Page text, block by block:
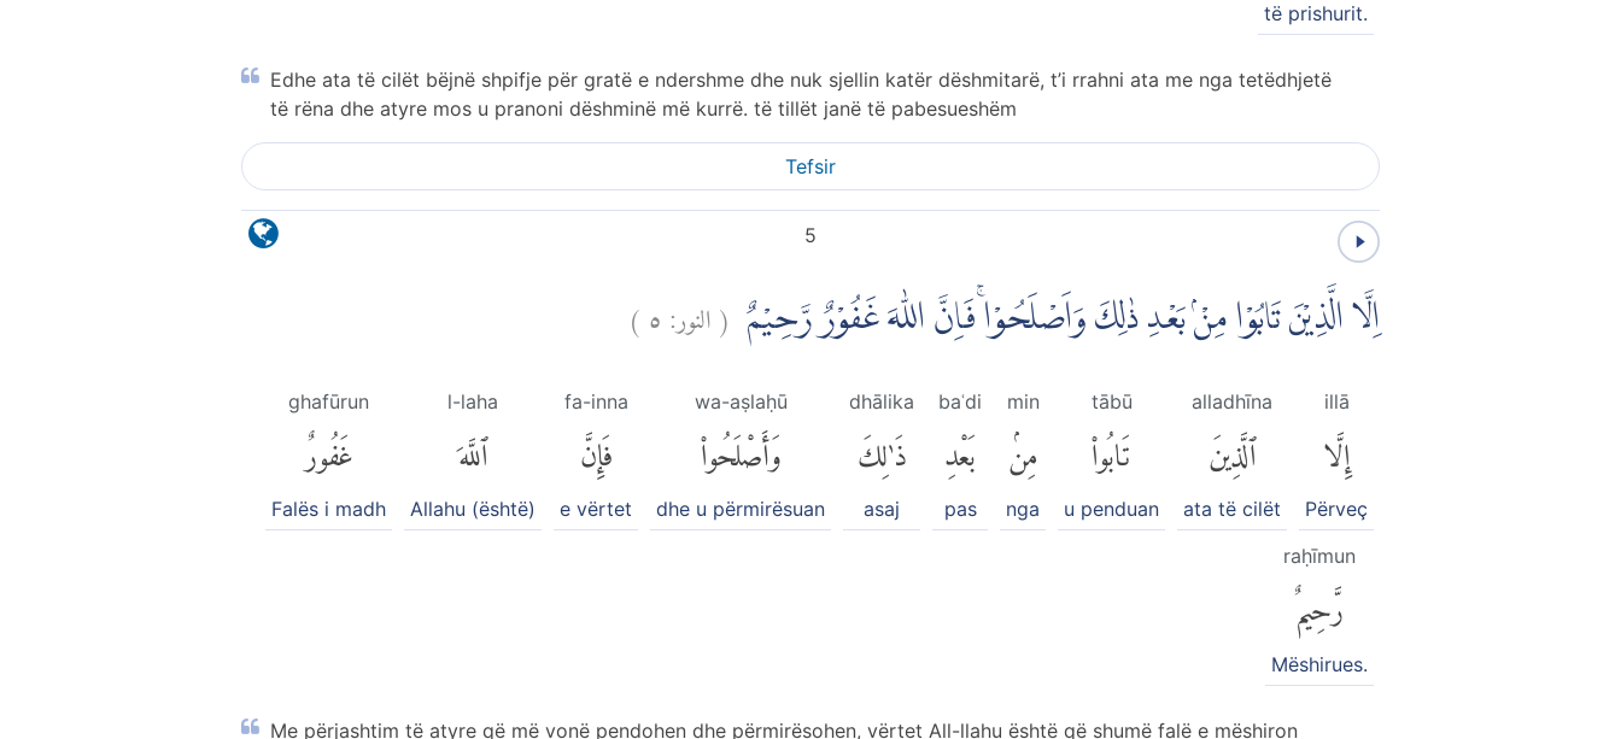
të prishurit.
Edhe ata të cilët bëjnë shpifje për gratë e ndershme dhe nuk sjellin katër dëshmitarë, t’i rrahni ata me nga tetëdhjetë
të rëna dhe atyre mos u pranoni dëshminë më kurrë. të tillët janë të pabesueshëm
Tefsir
5
اِلَّا الَّذِيْنَ تَابُوْا مِنْۢ بَعْدِ ذٰلِكَ وَاَصْلَحُوْاۚ فَاِنَّ اللّٰهَ غَفُوْرٌ رَّحِيْمٌ (النور:٥)
illā
إِلَّا
Përveç
alladhīna
ٱلَّذِينَ
ata të cilët
tābū
تَابُوا۟
u penduan
min
مِنۢ
nga
baʿdi
بَعْدِ
pas
dhālika
ذَٰلِكَ
asaj
wa-aṣlaḥū
وَأَصْلَحُوا۟
dhe u përmirësuan
fa-inna
فَإِنَّ
e vërtet
l-laha
ٱللَّهَ
Allahu (është)
ghafūrun
غَفُورٌ
Falës i madh
raḥīmun
رَّحِيمٌ
Mëshirues.
Me përjashtim të atyre që më vonë pendohen dhe përmirësohen, vërtet All-llahu është që shumë falë e mëshiron